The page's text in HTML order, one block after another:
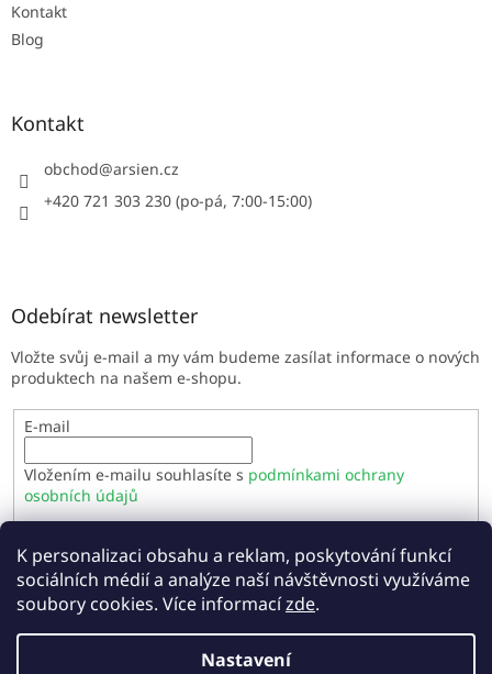
K personalizaci obsahu a reklam, poskytování funkcí
sociálních médií a analýze naší návštěvnosti využíváme
soubory cookies. Více informacízde.
Nastavení
Kontakt
Blog
Kontakt
obchod@arsien.cz
+420 721 303 230 (po-pá, 7:00-15:00)
Odebírat newsletter
Vložte svůj e-mail a my vám budeme zasílat informace o nových
produktech na našem e-shopu.
E-mail
Vložením e-mailu souhlasíte s podmínkami ochrany
osobních údajů
PŘIHLÁSIT SE